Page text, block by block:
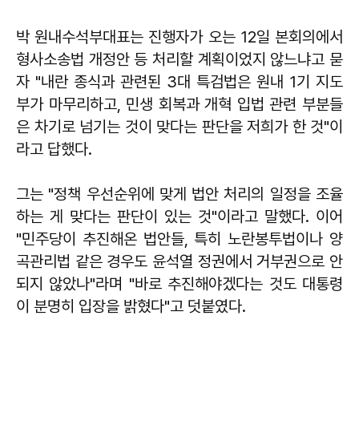
박 원내수석부대표는 진행자가 오는 12일 본회의에서
형사소송법 개정안 등 처리할 계획이었지 않느냐고 묻
자 "내란 종식과 관련된 3대 특검법은 원내 1기 지도
부가 마무리하고, 민생 회복과 개혁 입법 관련 부분들
은 차기로 넘기는 것이 맞다는 판단을 저희가 한 것"이
라고 답했다.
그는 "정책 우선순위에 맞게 법안 처리의 일정을 조율
하는 게 맞다는 판단이 있는 것"이라고 말했다. 이어
"민주당이 추진해온 법안들, 특히 노란봉투법이나 양
곡관리법 같은 경우도 윤석열 정권에서 거부권으로 안
되지 않았나"라며 "바로 추진해야겠다는 것도 대통령
이 분명히 입장을 밝혔다"고 덧붙였다.